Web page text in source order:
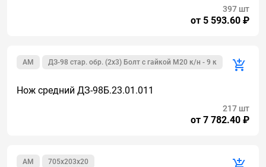
от 5 593.60 ₽
397 шт
ДЗ-98 стар. обр. (2х3) Болт с гайкой М20 к/н - 9 к
AM
Нож средний ДЗ-98Б.23.01.011
от 7 782.40 ₽
217 шт
705х203х20
AM